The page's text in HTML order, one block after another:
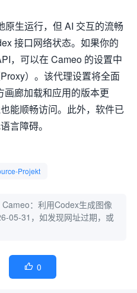
原生运行，但 AI 交互的流畅
接口网络状态。如果你的
，可以在 Cameo 的设置中
）。该代理设置将全面
廊加载和应用的版本更
能顺畅访问。此外，软件已
言障碍。
Projekt
Cameo：利用Codex生成图像
05-31，如发现网址过期，或
 0